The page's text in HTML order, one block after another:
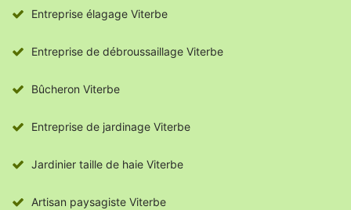
Entreprise élagage Viterbe
Entreprise de débroussaillage Viterbe
Bûcheron Viterbe
Entreprise de jardinage Viterbe
Jardinier taille de haie Viterbe
Artisan paysagiste Viterbe